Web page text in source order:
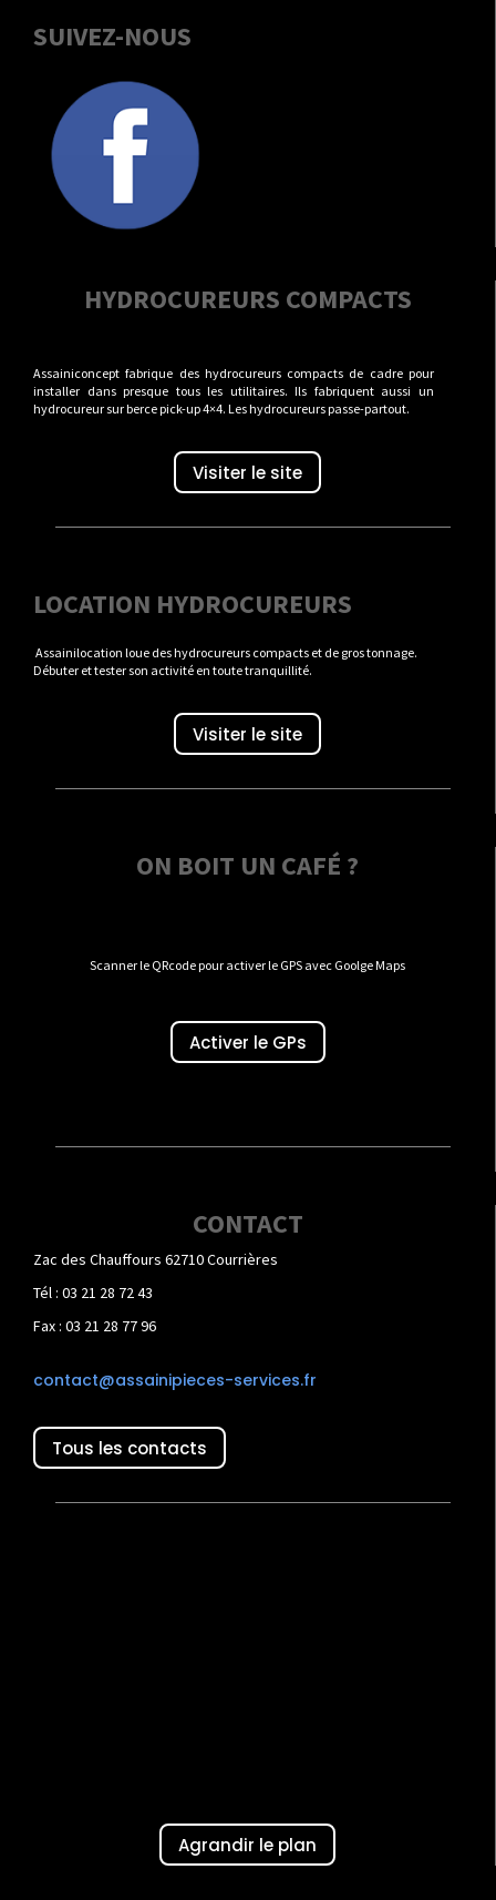
SUIVEZ-NOUS
HYDROCUREURS COMPACTS
Assainiconcept fabrique des hydrocureurs compacts de cadre pour
installer dans presque tous les utilitaires. Ils fabriquent aussi un
hydrocureur sur berce pick-up 4×4. Les hydrocureurs passe-partout.
Visiter le site
LOCATION HYDROCUREURS
Assainilocation loue des hydrocureurs compacts et de gros tonnage.
Débuter et tester son activité en toute tranquillité.
Visiter le site
ON BOIT UN CAFÉ ?
Scanner le QRcode pour activer le GPS avec Goolge Maps
Activer le GPs
CONTACT
Zac des Chauffours 62710 Courrières
Tél : 03 21 28 72 43
Fax : 03 21 28 77 96
contact@assainipieces-services.fr
Tous les contacts
Agrandir le plan